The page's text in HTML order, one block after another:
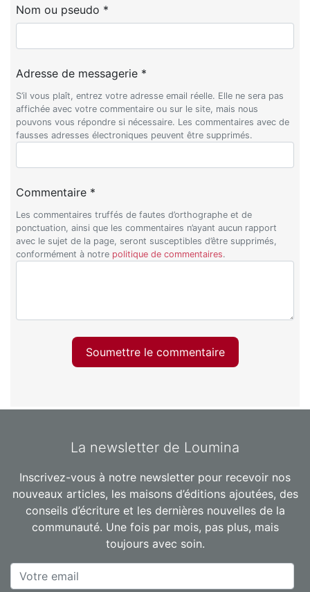
Nom ou pseudo *
Adresse de messagerie *
S’il vous plaît, entrez votre adresse email réelle. Elle ne sera pas
affichée avec votre commentaire ou sur le site, mais nous
pouvons vous répondre si nécessaire. Les commentaires avec de
fausses adresses électroniques peuvent être supprimés.
Commentaire *
Les commentaires truffés de fautes d’orthographe et de
ponctuation, ainsi que les commentaires n’ayant aucun rapport
avec le sujet de la page, seront susceptibles d’être supprimés,
conformément à notre politique de commentaires.
Soumettre le commentaire
La newsletter de Loumina
Inscrivez-vous à notre newsletter pour recevoir nos
nouveaux articles, les maisons d’éditions ajoutées, des
conseils d’écriture et les dernières nouvelles de la
communauté. Une fois par mois, pas plus, mais
toujours avec soin.